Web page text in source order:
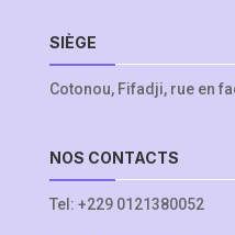
SIÈGE
Cotonou, Fifadji, rue en
NOS CONTACTS
Tel: +229 0121380052